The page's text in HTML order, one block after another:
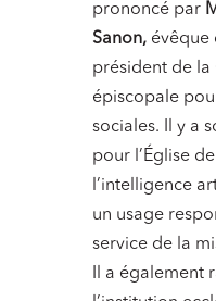
prononcé par
Sanon,évêque
président de la
épiscopale
sociales. Il y a
pour l’Église
l’intelligence
un usage
service de la
Il a également